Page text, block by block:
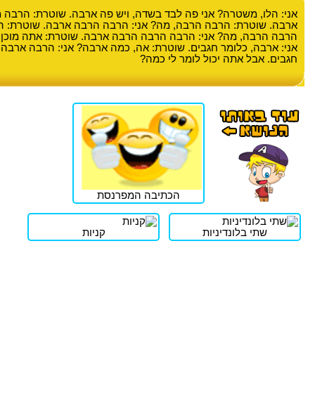
אני: הלו, משטרה? אני פה לבד בשדה, ויש פה ארבה. שוטרת: הרבה
ארבה. שוטרת: הרבה הרבה, מה? אני: הרבה הרבה ארבה. שוטרת:
הרבה הרבה, מה? אני: הרבה הרבה הרבה ארבה. שוטרת: אתה
אני: ארבה, כלומר חגבים. שוטרת: אה, כמה ארבה? אני: הרבה ארבה
חגבים. אבל אתה יכול לומר לי כמה?
הכתיבה המפרנסת
שתי בלונדיניות קניות